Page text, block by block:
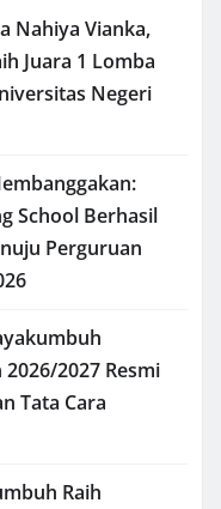
Nahiya Vianka,
Juara 1 Lomba
Negeri
School Berhasil
Perguruan
2027 Resmi
Tata Cara
Raih